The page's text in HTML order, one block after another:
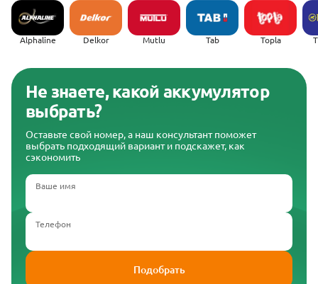
Alphaline Delkor Mutlu Tab Topla
Не знаете, какой аккумулятор
выбрать?
Оставьте свой номер, а наш консультант поможет
выбрать подходящий вариант и подскажет, как
сэкономить
Ваше имя
Телефон
Подобрать